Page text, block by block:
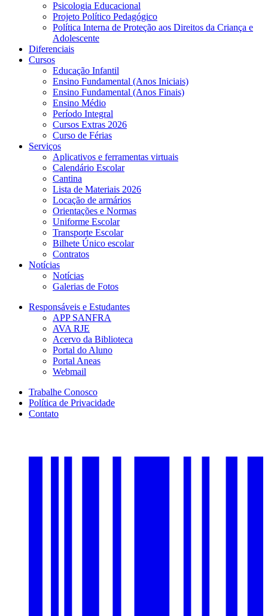
Psicologia Educacional
Projeto Político Pedagógico
Política Interna de Proteção aos Direitos da Criança e
Adolescente
Diferenciais
Cursos
Educação Infantil
Ensino Fundamental (Anos Iniciais)
Ensino Fundamental (Anos Finais)
Ensino Médio
Período Integral
Cursos Extras 2026
Curso de Férias
Serviços
Aplicativos e ferramentas virtuais
Calendário Escolar
Cantina
Lista de Materiais 2026
Locação de armários
Orientações e Normas
Uniforme Escolar
Transporte Escolar
Bilhete Único escolar
Contratos
Notícias
Notícias
Galerias de Fotos
Responsáveis e Estudantes
APP SANFRA
AVA RJE
Acervo da Biblioteca
Portal do Aluno
Portal Aneas
Webmail
Trabalhe Conosco
Política de Privacidade
Contato